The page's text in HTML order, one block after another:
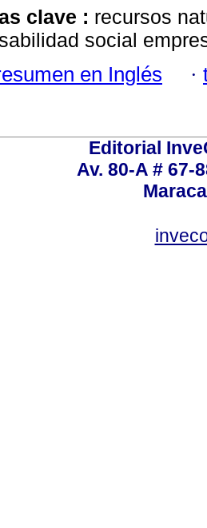
clave : recursos
social
en Inglés ·
Editorial
Av. 80-A # 67-